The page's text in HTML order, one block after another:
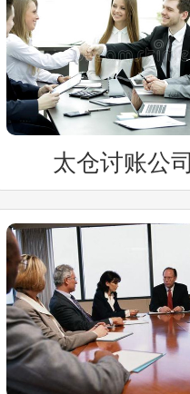
太仓讨账公司